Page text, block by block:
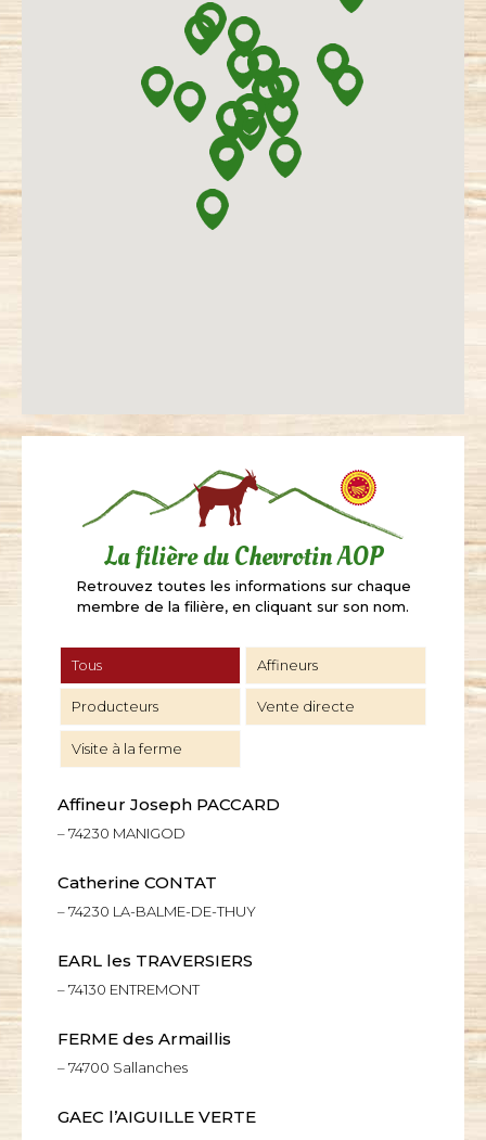
La filière du Chevrotin AOP
Retrouvez toutes les informations sur chaque
membre de la filière, en cliquant sur son nom.
Tous Affineurs
Producteurs Vente directe
Visite à la ferme
Affineur Joseph PACCARD
– 74230 MANIGOD
Catherine CONTAT
– 74230 LA-BALME-DE-THUY
EARL les TRAVERSIERS
– 74130 ENTREMONT
FERME des Armaillis
– 74700 Sallanches
GAEC l’AIGUILLE VERTE